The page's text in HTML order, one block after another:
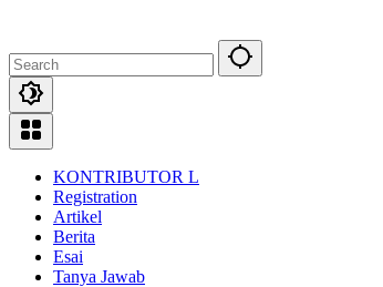
KONTRIBUTOR L
Registration
Artikel
Berita
Esai
Tanya Jawab